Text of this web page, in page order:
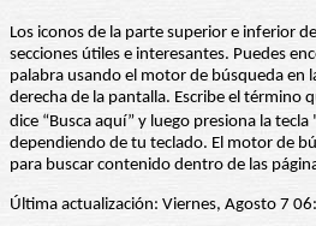
Los iconos de la parte superior e inferior
secciones útiles e interesantes. Puedes
palabra usando el motor de búsqueda en
derecha de la pantalla. Escribe el término
dice “Busca aquí” y luego presiona la
dependiendo de tu teclado. El motor de
para buscar contenido dentro de las
Última actualización: Viernes, Agosto 7